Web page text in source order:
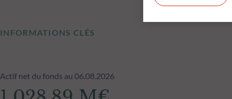
INFORMATIONS CLÉS
Actif net du fonds au 06.08.2026